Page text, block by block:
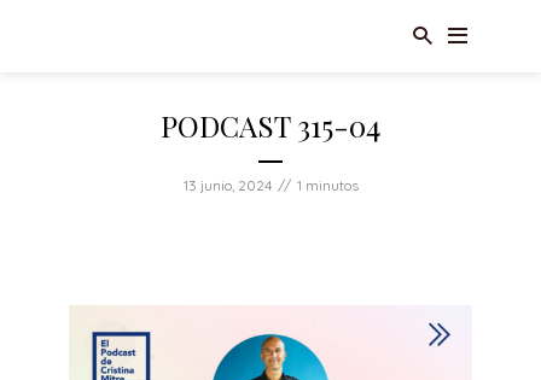
PODCAST 315-04
13 junio, 2024 1 minutos